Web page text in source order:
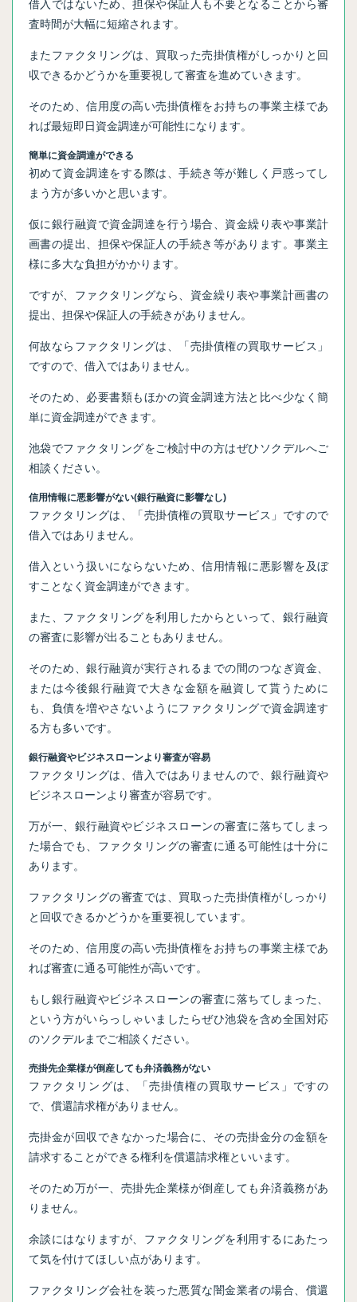
借入ではないため、担保や保証人も不要となることから審
査時間が大幅に短縮されます。
またファクタリングは、買取った売掛債権がしっかりと回
収できるかどうかを重要視して審査を進めていきます。
そのため、信用度の高い売掛債権をお持ちの事業主様であ
れば最短即日資金調達が可能性になります。
簡単に資金調達ができる
初めて資金調達をする際は、手続き等が難しく戸惑ってし
まう方が多いかと思います。
仮に銀行融資で資金調達を行う場合、資金繰り表や事業計
画書の提出、担保や保証人の手続き等があります。事業主
様に多大な負担がかかります。
ですが、ファクタリングなら、資金繰り表や事業計画書の
提出、担保や保証人の手続きがありません。
何故ならファクタリングは、「売掛債権の買取サービス」
ですので、借入ではありません。
そのため、必要書類もほかの資金調達方法と比べ少なく簡
単に資金調達ができます。
池袋でファクタリングをご検討中の方はぜひソクデルへご
相談ください。
信用情報に悪影響がない(銀行融資に影響なし)
ファクタリングは、「売掛債権の買取サービス」ですので
借入ではありません。
借入という扱いにならないため、信用情報に悪影響を及ぼ
すことなく資金調達ができます。
また、ファクタリングを利用したからといって、銀行融資
の審査に影響が出ることもありません。
そのため、銀行融資が実行されるまでの間のつなぎ資金、
または今後銀行融資で大きな金額を融資して貰うために
も、負債を増やさないようにファクタリングで資金調達す
る方も多いです。
銀行融資やビジネスローンより審査が容易
ファクタリングは、借入ではありませんので、銀行融資や
ビジネスローンより審査が容易です。
万が一、銀行融資やビジネスローンの審査に落ちてしまっ
た場合でも、ファクタリングの審査に通る可能性は十分に
あります。
ファクタリングの審査では、買取った売掛債権がしっかり
と回収できるかどうかを重要視しています。
そのため、信用度の高い売掛債権をお持ちの事業主様であ
れば審査に通る可能性が高いです。
もし銀行融資やビジネスローンの審査に落ちてしまった、
という方がいらっしゃいましたらぜひ池袋を含め全国対応
のソクデルまでご相談ください。
売掛先企業様が倒産しても弁済義務がない
ファクタリングは、「売掛債権の買取サービス」ですの
で、償還請求権がありません。
売掛金が回収できなかった場合に、その売掛金分の金額を
請求することができる権利を償還請求権といいます。
そのため万が一、売掛先企業様が倒産しても弁済義務があ
りません。
余談にはなりますが、ファクタリングを利用するにあたっ
て気を付けてほしい点があります。
ファクタリング会社を装った悪質な闇金業者の場合、償還